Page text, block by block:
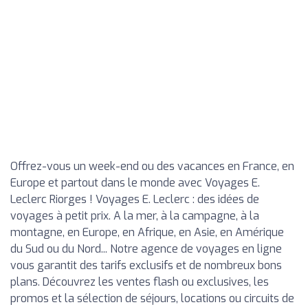
Offrez-vous un week-end ou des vacances en France, en
Europe et partout dans le monde avec Voyages E.
Leclerc Riorges ! Voyages E. Leclerc : des idées de
voyages à petit prix. A la mer, à la campagne, à la
montagne, en Europe, en Afrique, en Asie, en Amérique
du Sud ou du Nord... Notre agence de voyages en ligne
vous garantit des tarifs exclusifs et de nombreux bons
plans. Découvrez les ventes flash ou exclusives, les
promos et la sélection de séjours, locations ou circuits de